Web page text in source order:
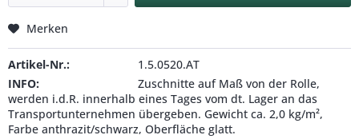
Merken
Artikel-Nr.:
1.5.0520.AT
INFO:
Zuschnitte auf Maß von der Rolle,
werden i.d.R. innerhalb eines Tages vom dt. Lager an das
Transportunternehmen übergeben. Gewicht ca. 2,0 kg/m²,
Farbe anthrazit/schwarz, Oberfläche glatt.